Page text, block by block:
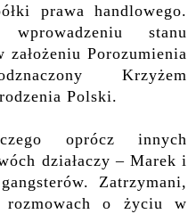
prawa handlowego.
stanu
założeniu Porozumienia
Krzyżem
Polski.
oprócz innych
działaczy – Marek i
Zatrzymani,
rozmowach o życiu w